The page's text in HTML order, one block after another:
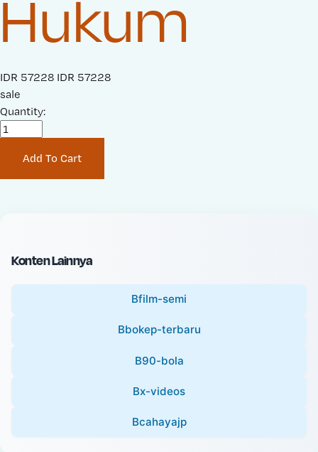
Hukum
S
a
l
e
i
IDR 57228 O
n
a
c
e
IDR 57228
sale
Quantity:
Add To Cart
Konten Lainnya
Bfilm-semi
Bbokep-terbaru
B90-bola
Bx-videos
Bcahayajp